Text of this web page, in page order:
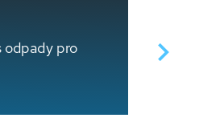
odpady pro
využít